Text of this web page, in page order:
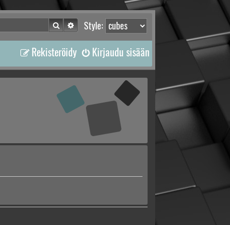
Style:
Etsi Tarkennettu haku
Kirjaudu sisään
Rekisteröidy